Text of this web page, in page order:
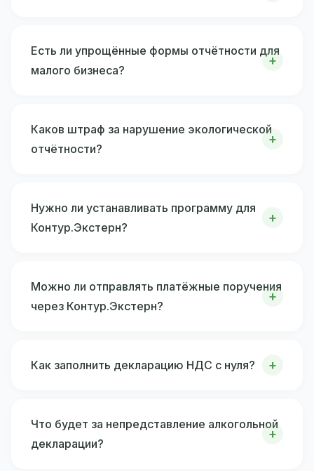
Есть ли упрощённые формы отчётности для
малого бизнеса?
Каков штраф за нарушение экологической
отчётности?
Нужно ли устанавливать программу для
Контур.Экстерн?
Можно ли отправлять платёжные поручения
через Контур.Экстерн?
Как заполнить декларацию НДС с нуля?
Что будет за непредставление алкогольной
декларации?